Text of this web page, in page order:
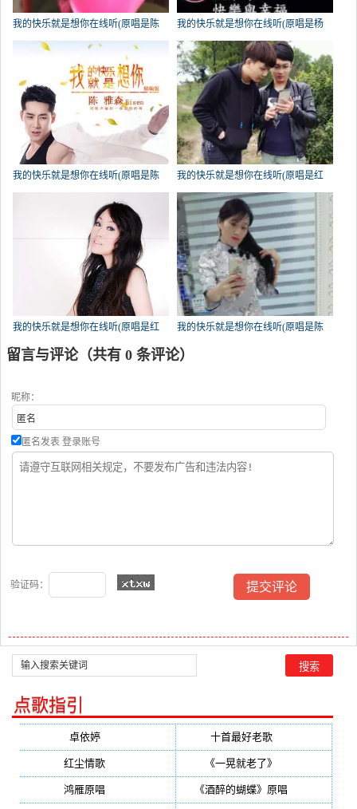
我的快乐就是想你在线听(原唱是陈
雅森)，竹子演唱点播:448次
我的快乐就是想你在线听(原唱是杨
志广)，騰飛心灵之约演唱点播:341次
我的快乐就是想你在线听(原唱是陈
我的快乐就是想你在线听(原唱是红
蔷薇)，平平演唱点播:235次
我的快乐就是想你在线听(原唱是红
蔷薇)，随遇而安演唱点播:223次
我的快乐就是想你在线听(原唱是陈
雅森)，霞霞演唱点播:172次
留言与评论（共有 0 条评论）
昵称：
匿名发表 登录账号
验证码：
点歌指引
卓依婷(350) 十首最好老歌(300)
红尘情歌 《一晃就老了》
鸿雁原唱 《酒醉的蝴蝶》原唱